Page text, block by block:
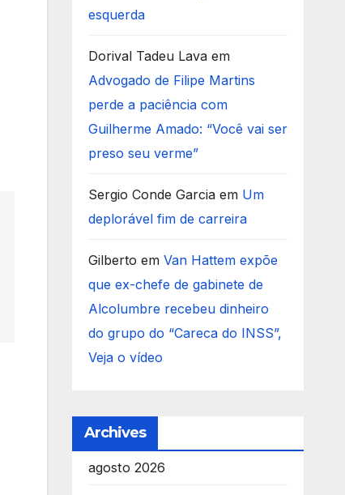
esquerda
Dorival Tadeu Lavaem
Advogado de Filipe Martins
perde a paciência com
Guilherme Amado: “Você vai ser
preso seu verme”
Sergio Conde Garciaem Um
deplorável fim de carreira
Gilberto em Van Hattem expõe
que ex-chefe de gabinete de
Alcolumbre recebeu dinheiro
do grupo do “Careca do INSS”,
Veja o vídeo
Archives
agosto 2026